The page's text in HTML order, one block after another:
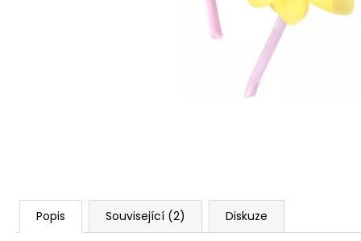
Popis Související (2) Diskuze